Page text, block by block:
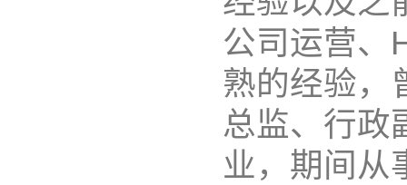
公司运营、
熟的经验，
总监、行政
业，期间从